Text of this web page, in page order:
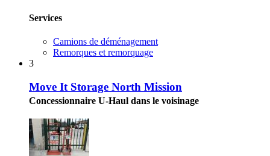
Services
Camions de déménagement
Remorques et remorquage
3
Move It Storage North Mission
Concessionnaire U-Haul dans le voisinage